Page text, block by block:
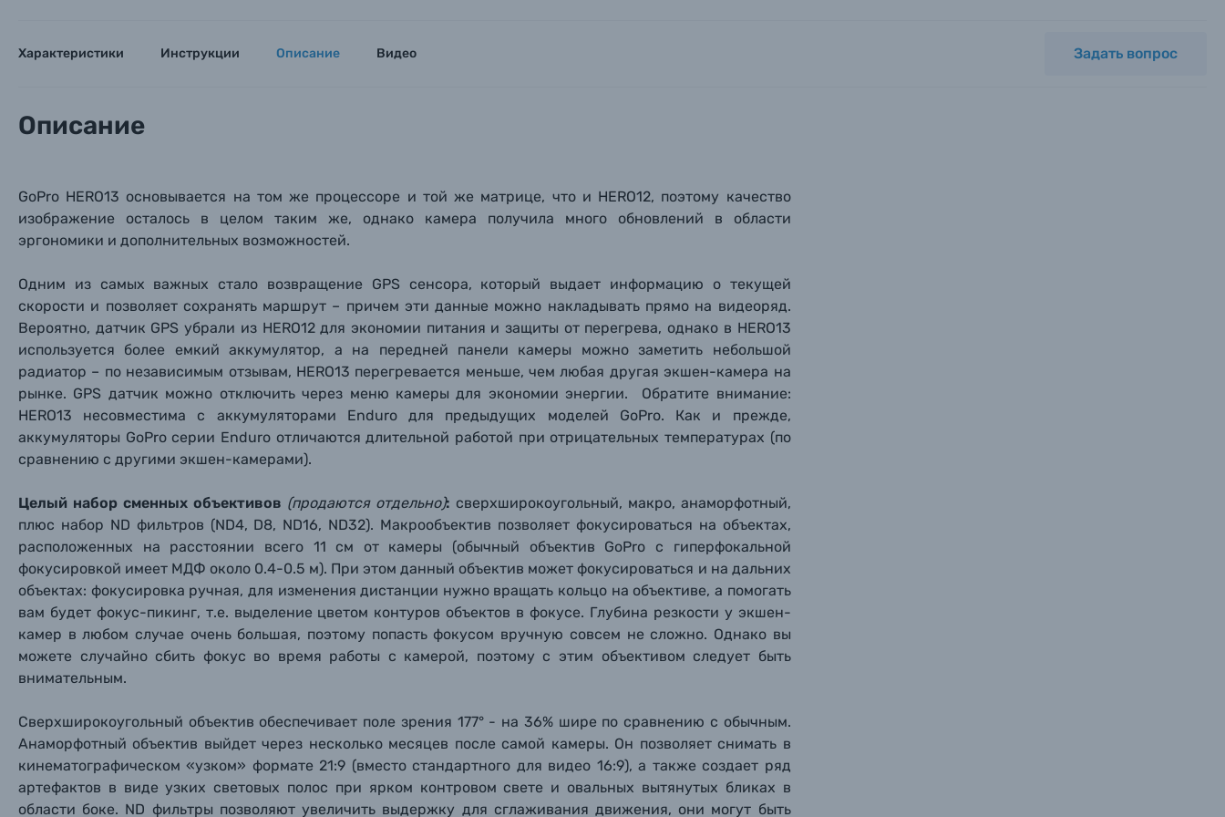
Каталог товаров
Цифровые фотоаппараты
Характеристики Инструкции Описание Видео Задать вопрос
Описание
GoPro HERO13 основывается на том же процессоре и той же матрице, что и HERO12, поэтому качество
изображение осталось в целом таким же, однако камера получила много обновлений в области
эргономики и дополнительных возможностей.
Одним из самых важных стало возвращение GPS сенсора, который выдает информацию о текущей
скорости и позволяет сохранять маршрут – причем эти данные можно накладывать прямо на видеоряд.
Вероятно, датчик GPS убрали из HERO12 для экономии питания и защиты от перегрева, однако в HERO13
используется более емкий аккумулятор, а на передней панели камеры можно заметить небольшой
радиатор – по независимым отзывам, HERO13 перегревается меньше, чем любая другая экшен-камера на
рынке. GPS датчик можно отключить через меню камеры для экономии энергии. Обратите внимание:
HERO13 несовместима с аккумуляторами Enduro для предыдущих моделей GoPro. Как и прежде,
аккумуляторы GoPro серии Enduro отличаются длительной работой при отрицательных температурах (по
сравнению с другими экшен-камерами).
Целый набор сменных объективов (продаются отдельно): сверхширокоугольный, макро, анаморфотный,
плюс набор ND фильтров (ND4, D8, ND16, ND32). Макрообъектив позволяет фокусироваться на объектах,
расположенных на расстоянии всего 11 см от камеры (обычный объектив GoPro с гиперфокальной
фокусировкой имеет МДФ около 0.4-0.5 м). При этом данный объектив может фокусироваться и на дальних
объектах: фокусировка ручная, для изменения дистанции нужно вращать кольцо на объективе, а помогать
вам будет фокус-пикинг, т.е. выделение цветом контуров объектов в фокусе. Глубина резкости у экшен-
камер в любом случае очень большая, поэтому попасть фокусом вручную совсем не сложно. Однако вы
можете случайно сбить фокус во время работы с камерой, поэтому с этим объективом следует быть
внимательным.
Сверхширокоугольный объектив обеспечивает поле зрения 177° - на 36% шире по сравнению с обычным.
Анаморфотный объектив выйдет через несколько месяцев после самой камеры. Он позволяет снимать в
кинематографическом «узком» формате 21:9 (вместо стандартного для видео 16:9), а также создает ряд
артефактов в виде узких световых полос при ярком контровом свете и овальных вытянутых бликах в
области боке. ND фильтры позволяют увеличить выдержку для сглаживания движения, они могут быть